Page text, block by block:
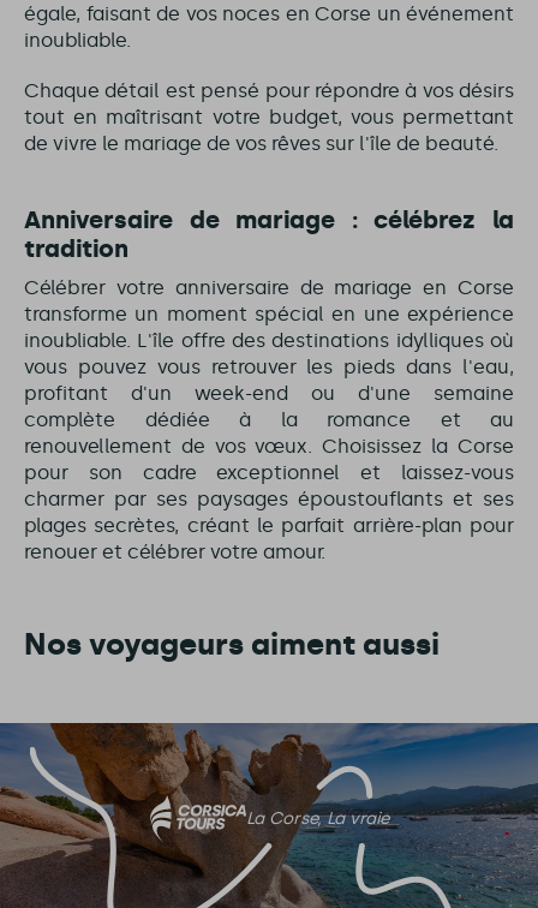
égale, faisant de vos noces en Corse un événement
inoubliable.
Chaque détail est pensé pour répondre à vos désirs
tout en maîtrisant votre budget, vous permettant
de vivre le mariage de vos rêves sur l'île de beauté.
Anniversaire de mariage : célébrez la
tradition
Célébrer votre anniversaire de mariage en Corse
transforme un moment spécial en une expérience
inoubliable. L'île offre des destinations idylliques où
vous pouvez vous retrouver les pieds dans l'eau,
profitant d'un week-end ou d'une semaine
complète dédiée à la romance et au
renouvellement de vos vœux. Choisissez la Corse
pour son cadre exceptionnel et laissez-vous
charmer par ses paysages époustouflants et ses
plages secrètes, créant le parfait arrière-plan pour
renouer et célébrer votre amour.
Nos voyageurs aiment aussi
La Corse, La vraie